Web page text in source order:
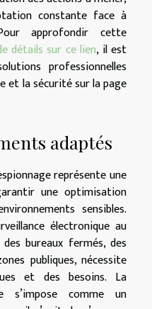
constante face à
approfondir cette
détails sur ce lien, il est
professionnelles
et la sécurité sur la page
adaptés
représente une
une optimisation
sensibles.
électronique au
bureaux fermés, des
publiques, nécessite
et des besoins. La
s’impose comme un